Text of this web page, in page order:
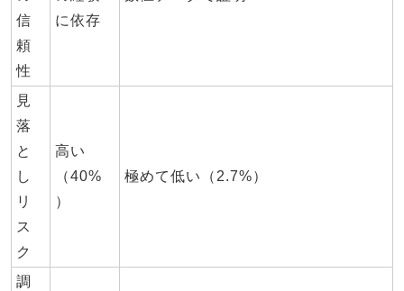
信
頼
性
に依存
見
落
と
し
リ
ス
ク
高い
（40%
）
極めて低い（2.7%）
調